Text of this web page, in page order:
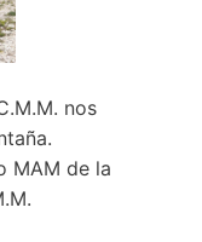
nos
MAM de la